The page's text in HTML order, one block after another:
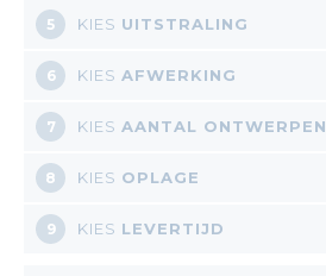
5 KIES UITSTRALING
6 KIES AFWERKING
7 KIES AANTAL ONTWERPEN
8 KIES OPLAGE
9 KIES LEVERTIJD